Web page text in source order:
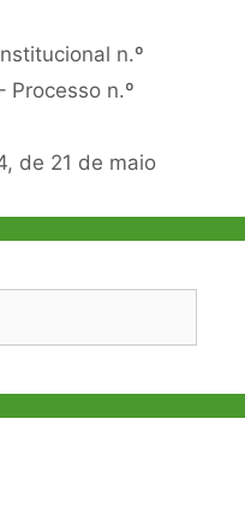
n.º
Processo n.º
de 21 de maio